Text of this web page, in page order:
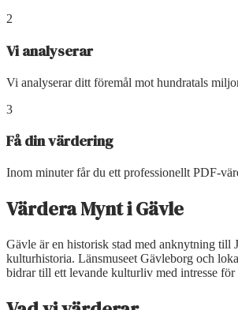
2
Vi analyserar
Vi analyserar ditt föremål mot hundratals
3
Få din värdering
Inom minuter får du ett professionellt PDF-
Värdera MyntiGävle
Gävle är en historisk stad med anknytning till
kulturhistoria. Länsmuseet Gävleborg och
bidrar till ett levande kulturliv med intresse